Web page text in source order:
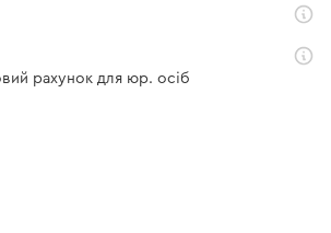
рахунок для юр. осіб